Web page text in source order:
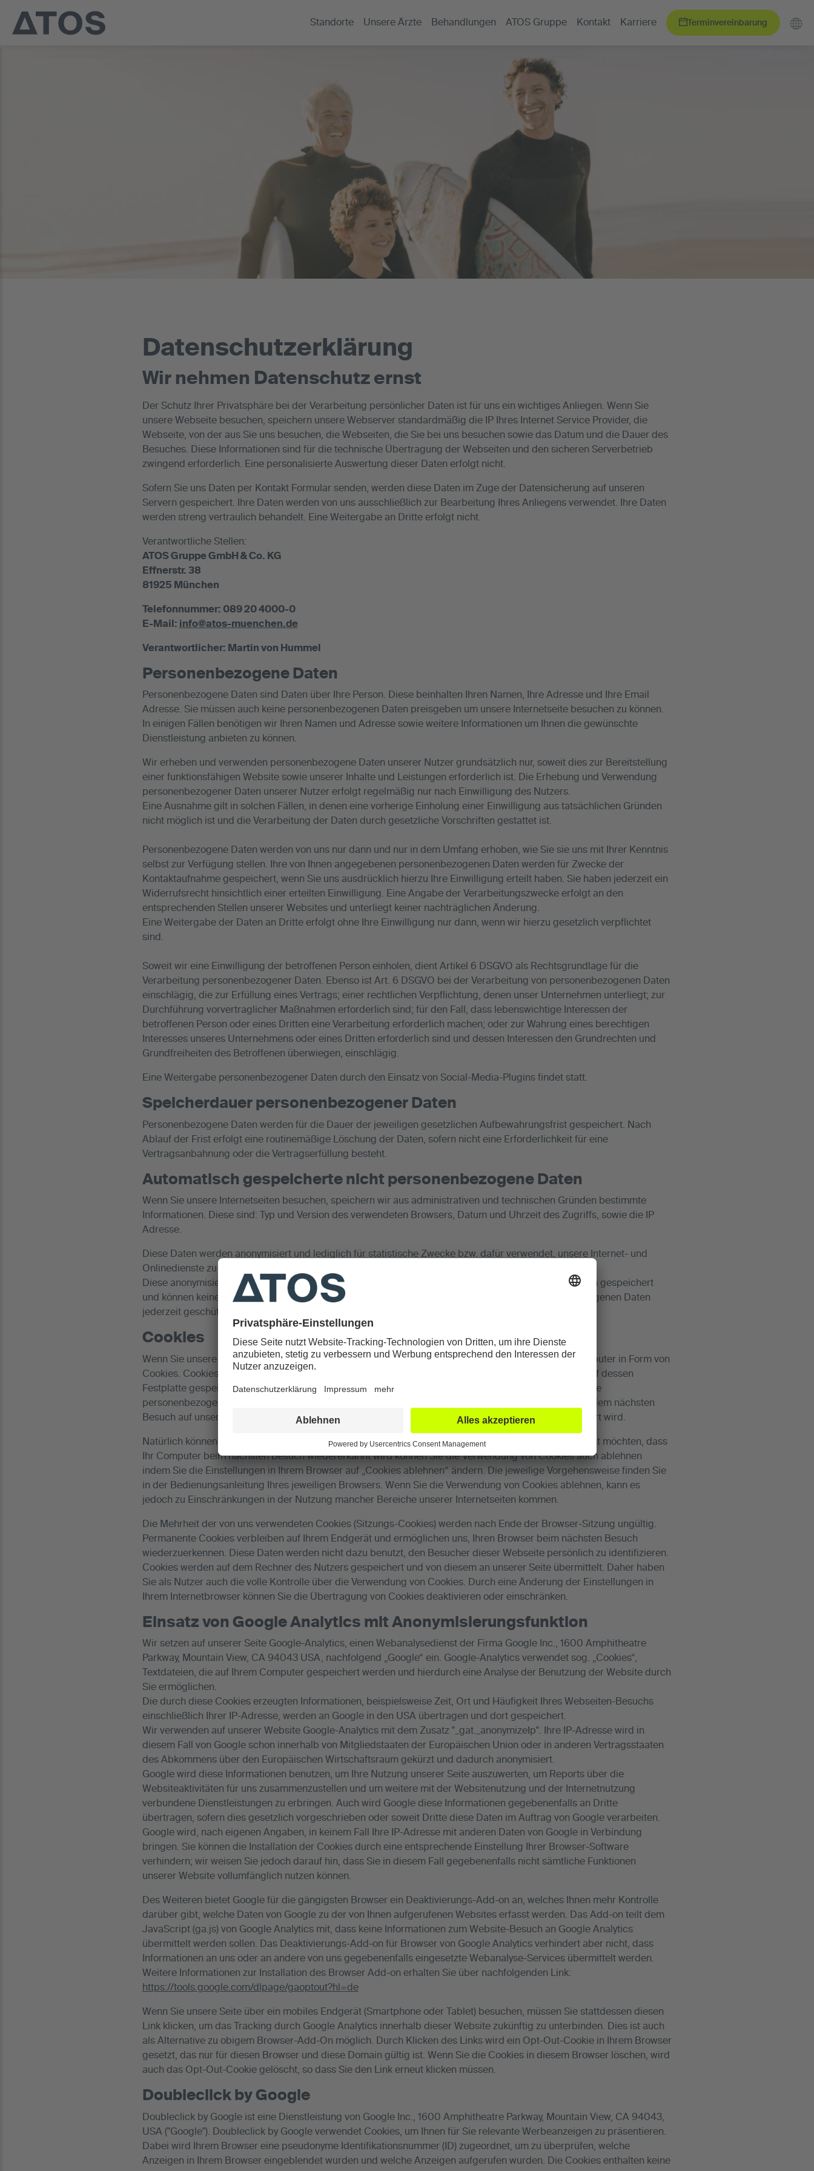
Standorte Unsere Ärzte Behandlungen ATOS Gruppe Kontakt Karriere Terminvereinbarung
Datenschutzerklärung
Wir nehmen Datenschutz ernst
Der Schutz Ihrer Privatsphäre bei der Verarbeitung persönlicher Daten ist für uns ein wichtiges Anliegen. Wenn Sie
unsere Webseite besuchen, speichern unsere Webserver standardmäßig die IP Ihres Internet Service Provider, die
Webseite, von der aus Sie uns besuchen, die Webseiten, die Sie bei uns besuchen sowie das Datum und die Dauer des
Besuches. Diese Informationen sind für die technische Übertragung der Webseiten und den sicheren Serverbetrieb
zwingend erforderlich. Eine personalisierte Auswertung dieser Daten erfolgt nicht.
Sofern Sie uns Daten per Kontakt Formular senden, werden diese Daten im Zuge der Datensicherung auf unseren
Servern gespeichert. Ihre Daten werden von uns ausschließlich zur Bearbeitung Ihres Anliegens verwendet. Ihre Daten
werden streng vertraulich behandelt. Eine Weitergabe an Dritte erfolgt nicht.
Verantwortliche Stellen:
ATOS Gruppe GmbH & Co. KG
Effnerstr. 38
81925 München
Telefonnummer: 089 20 4000-0
E-Mail: info@atos-muenchen.de
Verantwortlicher: Martin von Hummel
Personenbezogene Daten
Personenbezogene Daten sind Daten über Ihre Person. Diese beinhalten Ihren Namen, Ihre Adresse und Ihre Email
Adresse. Sie müssen auch keine personenbezogenen Daten preisgeben um unsere Internetseite besuchen zu können.
In einigen Fällen benötigen wir Ihren Namen und Adresse sowie weitere Informationen um Ihnen die gewünschte
Dienstleistung anbieten zu können.
Wir erheben und verwenden personenbezogene Daten unserer Nutzer grundsätzlich nur, soweit dies zur Bereitstellung
einer funktionsfähigen Website sowie unserer Inhalte und Leistungen erforderlich ist. Die Erhebung und Verwendung
personenbezogener Daten unserer Nutzer erfolgt regelmäßig nur nach Einwilligung des Nutzers.
Eine Ausnahme gilt in solchen Fällen, in denen eine vorherige Einholung einer Einwilligung aus tatsächlichen Gründen
nicht möglich ist und die Verarbeitung der Daten durch gesetzliche Vorschriften gestattet ist.
Personenbezogene Daten werden von uns nur dann und nur in dem Umfang erhoben, wie Sie sie uns mit Ihrer Kenntnis
selbst zur Verfügung stellen. Ihre von Ihnen angegebenen personenbezogenen Daten werden für Zwecke der
Kontaktaufnahme gespeichert, wenn Sie uns ausdrücklich hierzu Ihre Einwilligung erteilt haben. Sie haben jederzeit ein
Widerrufsrecht hinsichtlich einer erteilten Einwilligung. Eine Angabe der Verarbeitungszwecke erfolgt an den
entsprechenden Stellen unserer Websites und unterliegt keiner nachträglichen Änderung.
Eine Weitergabe der Daten an Dritte erfolgt ohne Ihre Einwilligung nur dann, wenn wir hierzu gesetzlich verpflichtet
sind.
Soweit wir eine Einwilligung der betroffenen Person einholen, dient Artikel 6 DSGVO als Rechtsgrundlage für die
Verarbeitung personenbezogener Daten. Ebenso ist Art. 6 DSGVO bei der Verarbeitung von personenbezogenen Daten
einschlägig, die zur Erfüllung eines Vertrags; einer rechtlichen Verpflichtung, denen unser Unternehmen unterliegt; zur
Durchführung vorvertraglicher Maßnahmen erforderlich sind; für den Fall, dass lebenswichtige Interessen der
betroffenen Person oder eines Dritten eine Verarbeitung erforderlich machen; oder zur Wahrung eines berechtigen
Interesses unseres Unternehmens oder eines Dritten erforderlich sind und dessen Interessen den Grundrechten und
Grundfreiheiten des Betroffenen überwiegen, einschlägig.
Eine Weitergabe personenbezogener Daten durch den Einsatz von Social-Media-Plugins findet statt.
Speicherdauer personenbezogener Daten
Personenbezogene Daten werden für die Dauer der jeweiligen gesetzlichen Aufbewahrungsfrist gespeichert. Nach
Ablauf der Frist erfolgt eine routinemäßige Löschung der Daten, sofern nicht eine Erforderlichkeit für eine
Vertragsanbahnung oder die Vertragserfüllung besteht.
Automatisch gespeicherte nicht personenbezogene Daten
Wenn Sie unsere Internetseiten besuchen, speichern wir aus administrativen und technischen Gründen bestimmte
Informationen. Diese sind: Typ und Version des verwendeten Browsers, Datum und Uhrzeit des Zugriffs, sowie die IP
Adresse.
Diese Daten werden anonymisiert und lediglich für statistische Zwecke bzw. dafür verwendet, unsere Internet- und
Onlinedienste zu verbessern.
Diese anonymisierten Daten werden - getrennt von personenbezogenen Daten - auf sicheren Systemen gespeichert
und können keinen individuellen Personen zugeordnet werden. Das bedeutet, dass Ihre personenbezogenen Daten
jederzeit geschützt bleiben.
Cookies
Wenn Sie unsere Internetseiten besuchen speichern wir möglicherweise Informationen auf Ihrem Computer in Form von
Cookies. Cookies sind kleine Dateien die von einem Internetserver an Ihren Browser übertragen und auf dessen
Festplatte gespeichert werden. Lediglich die Internet Protokoll Adresse wird hierbei gespeichert – keine
personenbezogenen Daten. Diese Information die in den Cookies gespeichert wird erlaubt es, Sie bei dem nächsten
Besuch auf unserer Internetseite automatisch wiederzuerkennen, wodurch Ihnen die Nutzung erleichtert wird.
Natürlich können Sie unsere Internetseiten auch besuchen ohne Cookies zu akzeptieren. Wenn Sie nicht möchten, dass
Ihr Computer beim nächsten Besuch wiedererkannt wird können Sie die Verwendung von Cookies auch ablehnen
indem Sie die Einstellungen in Ihrem Browser auf „Cookies ablehnen“ ändern. Die jeweilige Vorgehensweise finden Sie
in der Bedienungsanleitung Ihres jeweiligen Browsers. Wenn Sie die Verwendung von Cookies ablehnen, kann es
jedoch zu Einschränkungen in der Nutzung mancher Bereiche unserer Internetseiten kommen.
Die Mehrheit der von uns verwendeten Cookies (Sitzungs-Cookies) werden nach Ende der Browser-Sitzung ungültig.
Permanente Cookies verbleiben auf Ihrem Endgerät und ermöglichen uns, Ihren Browser beim nächsten Besuch
wiederzuerkennen. Diese Daten werden nicht dazu benutzt, den Besucher dieser Webseite persönlich zu identifizieren.
Cookies werden auf dem Rechner des Nutzers gespeichert und von diesem an unserer Seite übermittelt. Daher haben
Sie als Nutzer auch die volle Kontrolle über die Verwendung von Cookies. Durch eine Änderung der Einstellungen in
Ihrem Internetbrowser können Sie die Übertragung von Cookies deaktivieren oder einschränken.
Einsatz von Google Analytics mit Anonymisierungsfunktion
Wir setzen auf unserer Seite Google-Analytics, einen Webanalysedienst der Firma Google Inc., 1600 Amphitheatre
Parkway, Mountain View, CA 94043 USA, nachfolgend „Google“ ein. Google-Analytics verwendet sog. „Cookies“,
Textdateien, die auf Ihrem Computer gespeichert werden und hierdurch eine Analyse der Benutzung der Website durch
Sie ermöglichen.
Die durch diese Cookies erzeugten Informationen, beispielsweise Zeit, Ort und Häufigkeit Ihres Webseiten-Besuchs
einschließlich Ihrer IP-Adresse, werden an Google in den USA übertragen und dort gespeichert.
Wir verwenden auf unserer Website Google-Analytics mit dem Zusatz "_gat._anonymizeIp". Ihre IP-Adresse wird in
diesem Fall von Google schon innerhalb von Mitgliedstaaten der Europäischen Union oder in anderen Vertragsstaaten
des Abkommens über den Europäischen Wirtschaftsraum gekürzt und dadurch anonymisiert.
Google wird diese Informationen benutzen, um Ihre Nutzung unserer Seite auszuwerten, um Reports über die
Websiteaktivitäten für uns zusammenzustellen und um weitere mit der Websitenutzung und der Internetnutzung
verbundene Dienstleistungen zu erbringen. Auch wird Google diese Informationen gegebenenfalls an Dritte
übertragen, sofern dies gesetzlich vorgeschrieben oder soweit Dritte diese Daten im Auftrag von Google verarbeiten.
Google wird, nach eigenen Angaben, in keinem Fall Ihre IP-Adresse mit anderen Daten von Google in Verbindung
bringen. Sie können die Installation der Cookies durch eine entsprechende Einstellung Ihrer Browser-Software
verhindern; wir weisen Sie jedoch darauf hin, dass Sie in diesem Fall gegebenenfalls nicht sämtliche Funktionen
unserer Website vollumfänglich nutzen können.
Des Weiteren bietet Google für die gängigsten Browser ein Deaktivierungs-Add-on an, welches Ihnen mehr Kontrolle
darüber gibt, welche Daten von Google zu der von Ihnen aufgerufenen Websites erfasst werden. Das Add-on teilt dem
JavaScript (ga.js) von Google Analytics mit, dass keine Informationen zum Website-Besuch an Google Analytics
übermittelt werden sollen. Das Deaktivierungs-Add-on für Browser von Google Analytics verhindert aber nicht, dass
Informationen an uns oder an andere von uns gegebenenfalls eingesetzte Webanalyse-Services übermittelt werden.
Weitere Informationen zur Installation des Browser Add-on erhalten Sie über nachfolgenden Link:
https://tools.google.com/dlpage/gaoptout?hl=de
Wenn Sie unsere Seite über ein mobiles Endgerät (Smartphone oder Tablet) besuchen, müssen Sie stattdessen diesen
Link klicken, um das Tracking durch Google Analytics innerhalb dieser Website zukünftig zu unterbinden. Dies ist auch
als Alternative zu obigem Browser-Add-On möglich. Durch Klicken des Links wird ein Opt-Out-Cookie in Ihrem Browser
gesetzt, das nur für diesen Browser und diese Domain gültig ist. Wenn Sie die Cookies in diesem Browser löschen, wird
auch das Opt-Out-Cookie gelöscht, so dass Sie den Link erneut klicken müssen.
Doubleclick by Google
Doubleclick by Google ist eine Dienstleistung von Google Inc., 1600 Amphitheatre Parkway, Mountain View, CA 94043,
USA ("Google"). Doubleclick by Google verwendet Cookies, um Ihnen für Sie relevante Werbeanzeigen zu präsentieren.
Dabei wird Ihrem Browser eine pseudonyme Identifikationsnummer (ID) zugeordnet, um zu überprüfen, welche
Anzeigen in Ihrem Browser eingeblendet wurden und welche Anzeigen aufgerufen wurden. Die Cookies enthalten keine